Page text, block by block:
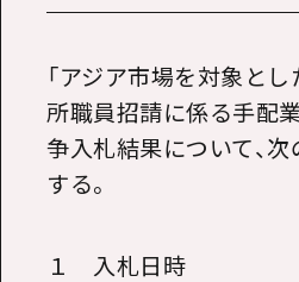
「アジア市場を対象と
所職員招請に係る手配
争入札結果について、
する。
１ 入札日時